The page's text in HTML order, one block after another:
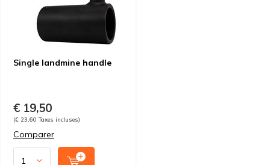
Single landmine handle
€ 19,50
(€ 23,60 Taxes incluses)
Comparer